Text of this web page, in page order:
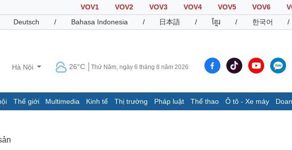
VOV1 VOV2 VOV3 VOV4 VOV5 VOV6
Deutsch / Bahasa Indonesia / 日本語 / ខ្មែរ / 한국어 /
Hà Nội 26°C Thứ Năm, ngày 6 tháng 8 năm 2026
Thế giới Multimedia Kinh tế Thị trường Pháp luật Thể thao Ô tô - Xe máy